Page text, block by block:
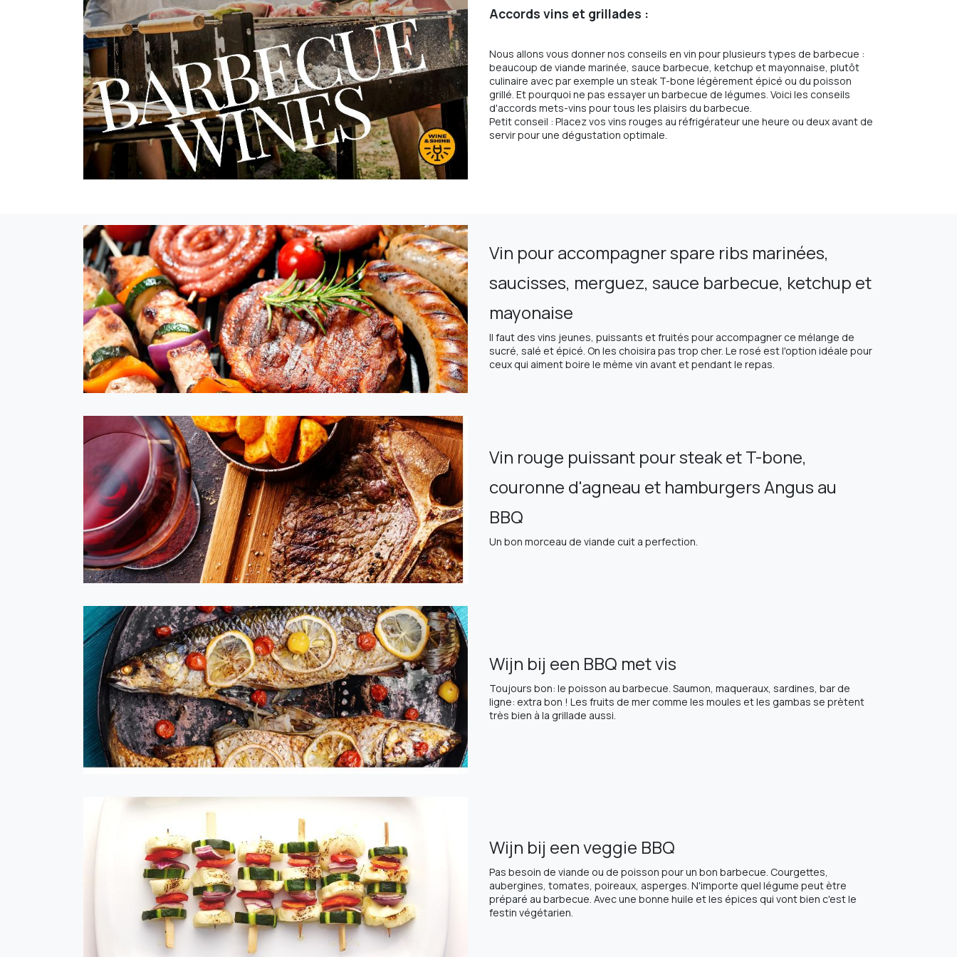
Accords vins et grillades :
Nous allons vous donner nos conseils en vin pour plusieurs types de barbecue :
beaucoup de viande marinée, sauce barbecue, ketchup et mayonnaise, plutôt
culinaire avec par exemple un steak T-bone légèrement épicé ou du poisson
grillé. Et pourquoi ne pas essayer un barbecue de légumes. Voici les conseils
d'accords mets-vins pour tous les plaisirs du barbecue.
Petit conseil : Placez vos vins rouges au réfrigérateur une heure ou deux avant de
servir pour une dégustation optimale.
Vin pour accompagner spare ribs marinées,
saucisses, merguez, sauce barbecue, ketchup et
mayonaise
Il faut des vins jeunes, puissants et fruités pour accompagner ce mélange de
sucré, salé et épicé. On les choisira pas trop cher. Le rosé est l'option idéale pour
ceux qui aiment boire le mème vin avant et pendant le repas.
Vin rouge puissant pour steak et T-bone,
couronne d'agneau et hamburgers Angus au
BBQ
Un bon morceau de viande cuit a perfection.
Wijn bij een BBQ met vis
Toujours bon: le poisson au barbecue. Saumon, maqueraux, sardines, bar de
ligne: extra bon ! Les fruits de mer comme les moules et les gambas se prètent
très bien à la grillade aussi.
Wijn bij een veggie BBQ
Pas besoin de viande ou de poisson pour un bon barbecue. Courgettes,
aubergines, tomates, poireaux, asperges. N'importe quel légume peut ètre
préparé au barbecue. Avec une bonne huile et les épices qui vont bien c'est le
festin végétarien.